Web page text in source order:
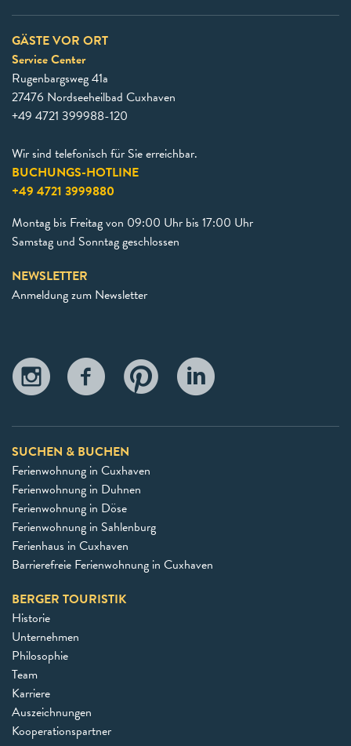
GÄSTE VOR ORT
Service Center
Rugenbargsweg 41a
27476 Nordseeheilbad Cuxhaven
+49 4721 399988-120
Wir sind telefonisch für Sie erreichbar.
BUCHUNGS-HOTLINE
+49 4721 3999880
Montag bis Freitag von 09:00 Uhr bis 17:00 Uhr
Samstag und Sonntag geschlossen
NEWSLETTER
Anmeldung zum Newsletter
SUCHEN & BUCHEN
Ferienwohnung in Cuxhaven
Ferienwohnung in Duhnen
Ferienwohnung in Döse
Ferienwohnung in Sahlenburg
Ferienhaus in Cuxhaven
Barrierefreie Ferienwohnung in Cuxhaven
BERGER TOURISTIK
Historie
Unternehmen
Philosophie
Team
Karriere
Auszeichnungen
Kooperationspartner